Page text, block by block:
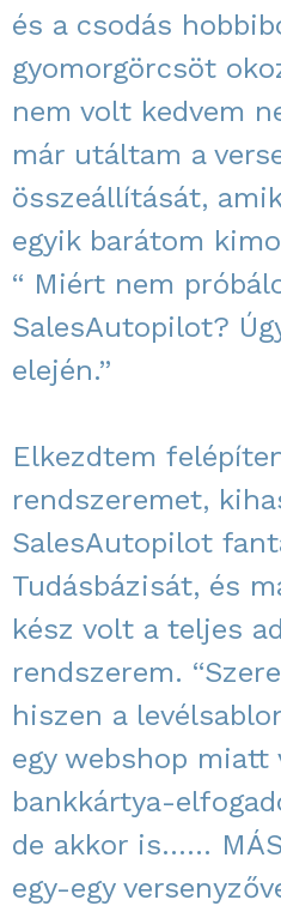
és a csodás
gyomorgörcsöt
nem volt kedvem
már utáltam a
összeállítását,
egyik barátom
“ Miért nem
SalesAutopilot?
elején.”
Elkezdtem
rendszeremet,
SalesAutopilot
Tudásbázisát, és
kész volt a teljes
rendszerem.
hiszen a
egy webshop miatt
bankkártya-
de akkor is……
egy-egy